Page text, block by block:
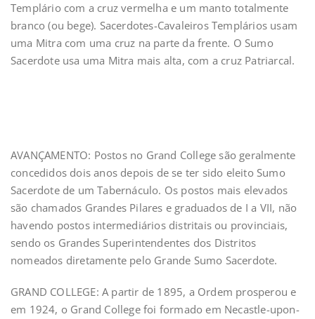
Templário com a cruz vermelha e um manto totalmente
branco (ou bege). Sacerdotes-Cavaleiros Templários usam
uma Mitra com uma cruz na parte da frente. O Sumo
Sacerdote usa uma Mitra mais alta, com a cruz Patriarcal.
AVANÇAMENTO: Postos no Grand College são geralmente
concedidos dois anos depois de se ter sido eleito Sumo
Sacerdote de um Tabernáculo. Os postos mais elevados
são chamados Grandes Pilares e graduados de I a VII, não
havendo postos intermediários distritais ou provinciais,
sendo os Grandes Superintendentes dos Distritos
nomeados diretamente pelo Grande Sumo Sacerdote.
GRAND COLLEGE: A partir de 1895, a Ordem prosperou e
em 1924, o Grand College foi formado em Necastle-upon-